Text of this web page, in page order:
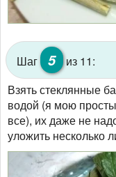
Шаг 5
из 11:
Взять стеклянные
водой (я мою
все), их даже не
уложить несколько